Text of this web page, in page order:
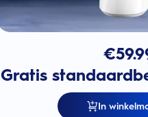
€
Gratis
In